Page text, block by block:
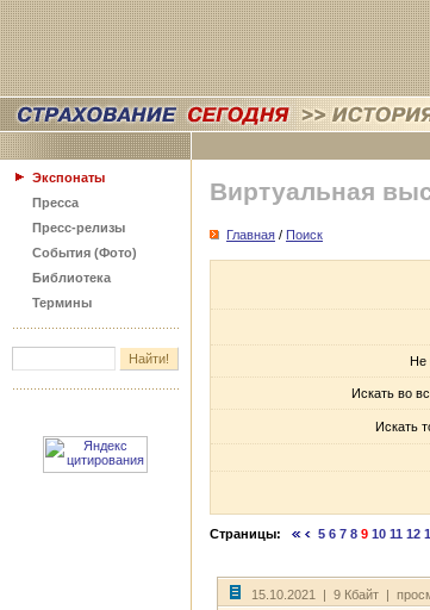
Экспонаты
Пресса
Пресс-релизы
События (Фото)
Библиотека
Термины
Виртуальная
Главная / Поиск
Не
Искать во
Искать
Страницы: 5 6 7 8 9 10 11 12
15.10.2021 | 9 Кбайт |